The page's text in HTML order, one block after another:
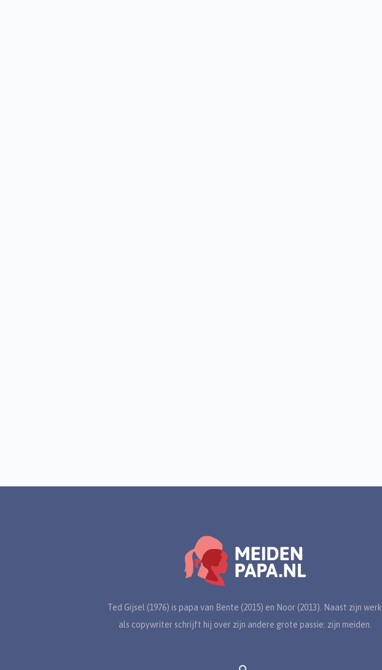
Ted Gijsel (1976) is papa van Bente (2015) en Noor (2013). Naast zijn werk
als copywriter schrijft hij over zijn andere grote passie: zijn meiden.